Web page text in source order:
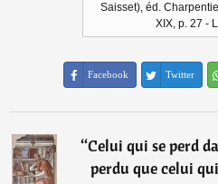
Saisset), éd.
XIX, p. 27 -
Facebook Twitter
“Celui qui se perd
perdu que celui